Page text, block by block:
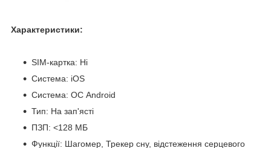
Характеристики:
SIM-картка: Ні
Система: iOS
Система: ОС Android
Тип: На зап'ясті
ПЗП: <128 МБ
Функції: Шагомер, Трекер сну, відстеження серцевого